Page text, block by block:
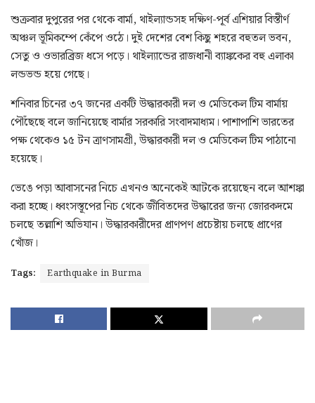
শুক্রবার দুপুরের পর থেকে বার্মা, থাইল্যান্ডসহ দক্ষিণ-পূর্ব এশিয়ার বিস্তীর্ণ
অঞ্চল ভূমিকম্পে কেঁপে ওঠে। দুই দেশের বেশ কিছু শহরে বহুতল ভবন,
সেতু ও ওভারব্রিজ ধসে পড়ে। থাইল্যান্ডের রাজধানী ব্যাঙ্ককের বহু এলাকা
লন্ডভন্ড হয়ে গেছে।
শনিবার চিনের ৩৭ জনের একটি উদ্ধারকারী দল ও মেডিকেল টিম বার্মায়
পৌঁছেছে বলে জানিয়েছে বার্মার সরকারি সংবাদমাধ্যম। পাশাপাশি ভারতের
পক্ষ থেকেও ১৫ টন ত্রাণসামগ্রী, উদ্ধারকারী দল ও মেডিকেল টিম পাঠানো
হয়েছে।
ভেঙে পড়া আবাসনের নিচে এখনও অনেকেই আটকে রয়েছেন বলে আশঙ্কা
করা হচ্ছে। ধ্বংসস্তূপের নিচ থেকে জীবিতদের উদ্ধারের জন্য জোরকদমে
চলছে তল্লাশি অভিযান। উদ্ধারকারীদের প্রাণপণ প্রচেষ্টায় চলছে প্রাণের
খোঁজ।
Tags: Earthquake in Burma